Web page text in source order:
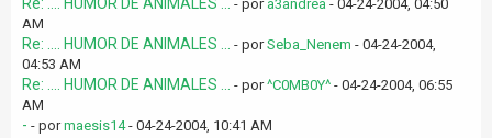
- por a3andrea - 04-24-2004, 04:50
AM
Re: .... HUMOR DE ANIMALES ... - porSeba_Nenem - 04-24-2004,
04:53 AM
Re: .... HUMOR DE ANIMALES ... - por^C0MB0Y^ - 04-24-2004, 06:55
AM
- - pormaesis14- 04-24-2004, 10:41 AM